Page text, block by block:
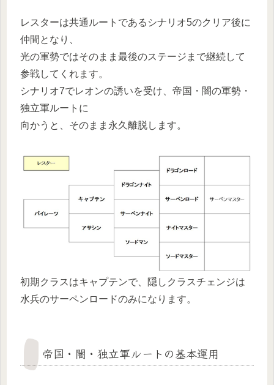
レスターは共通ルートであるシナリオ5のクリア後に
仲間となり、
光の軍勢ではそのまま最後のステージまで継続して
参戦してくれます。
シナリオ7でレオンの誘いを受け、帝国・闇の軍勢・
独立軍ルートに
向かうと、そのまま永久離脱します。
初期クラスはキャプテンで、隠しクラスチェンジは
水兵のサーペンロードのみになります。
帝国・闇・独立軍ルートの基本運用